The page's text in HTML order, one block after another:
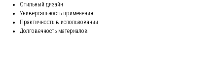
Стильный дизайн
Универсальность применения
Практичность в использовании
Долговечность материалов